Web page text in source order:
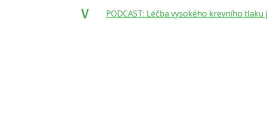
PODCAST: Léčba vysokého krevního tlaku